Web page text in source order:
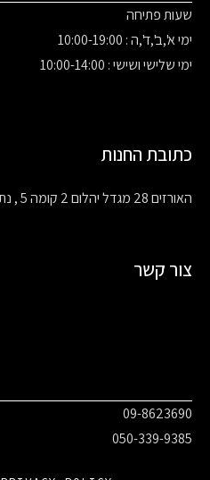
שעות פתיחה
ימי א',ב',ד',ה : 10:00-19:00
ימי שלישי ושישי : 10:00-14:00
כתובת החנות
האורזים 28 מגדל יהלום 2 קומה 5 , נתניה
צור קשר
09-8623690
050-339-9385